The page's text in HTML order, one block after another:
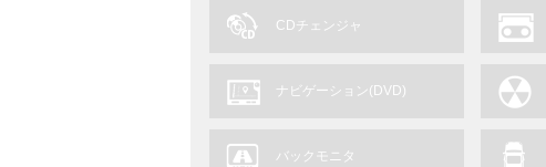
CDチェンジャ
ナビゲーション(DVD)
バックモニタ